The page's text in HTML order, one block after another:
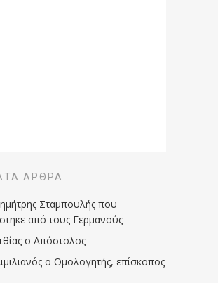
ΆΡΘΡΑ
Σταμπουλής που
από τους Γερμανούς
ο Απόστολος
ο Ομολογητής, επίσκοπος